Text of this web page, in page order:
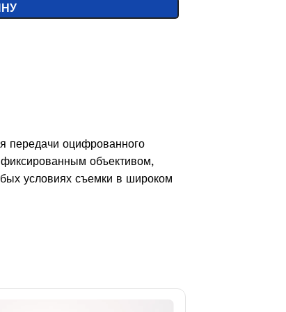
передачи оцифрованного
объективом,
условиях съемки в широком